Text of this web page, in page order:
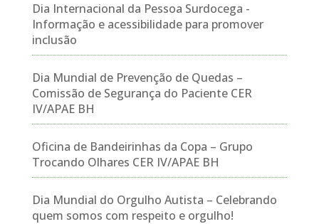
Dia Internacional da Pessoa Surdocega -
Informação e acessibilidade para promover
inclusão
Dia Mundial de Prevenção de Quedas –
Comissão de Segurança do Paciente CER
IV/APAE BH
Oficina de Bandeirinhas da Copa – Grupo
Trocando Olhares CER IV/APAE BH
Dia Mundial do Orgulho Autista – Celebrando
quem somos com respeito e orgulho!